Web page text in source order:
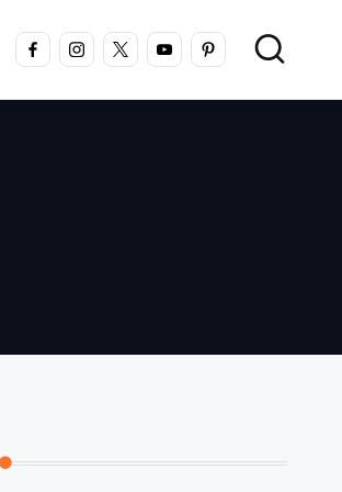
FACEBOOKINSTAGRAM
X YOUTUBEPINTEREST